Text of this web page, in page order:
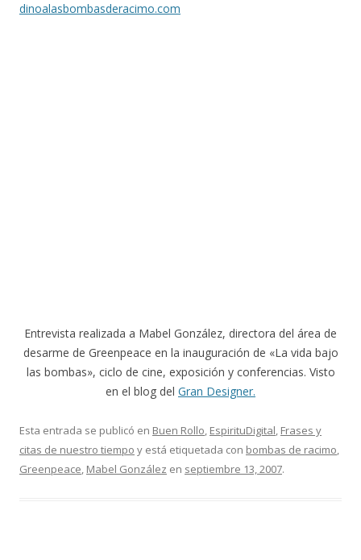
dinoalasbombasderacimo.com
Entrevista realizada a Mabel González, directora del área de
desarme de Greenpeace en la inauguración de «La vida bajo
las bombas», ciclo de cine, exposición y conferencias. Visto
en el blog del Gran Designer.
Esta entrada se publicó en Buen Rollo, EspirituDigital, Frases y
citas de nuestro tiempo y está etiquetada con bombas de racimo,
Greenpeace, Mabel González en septiembre 13, 2007.